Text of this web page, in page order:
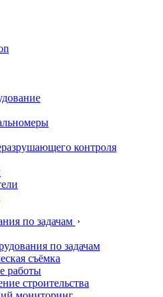
контроля
по задачам
по задачам
съёмка
работы
строительства